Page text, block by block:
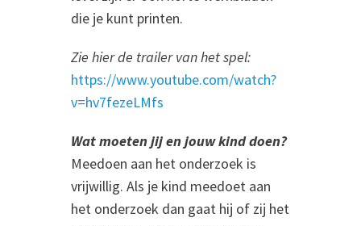
die je kunt printen.
Zie hier de trailer van het spel:
https://www.youtube.com/watch?
v=hv7fezeLMfs
Wat moeten jij en jouw kind doen?
Meedoen aan het onderzoek is
vrijwillig. Als je kind meedoet aan
het onderzoek dan gaat hij of zij het